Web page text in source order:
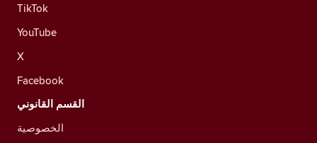
TikTok
YouTube
X
Facebook
القسم القانوني
الخصوصية